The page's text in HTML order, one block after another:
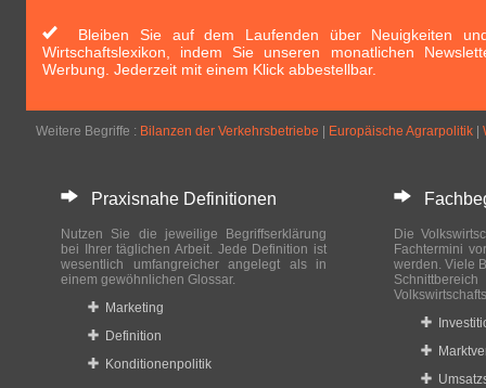
Bleiben Sie auf dem Laufenden über Neuigkeiten
Wirtschaftslexikon, indem Sie unseren monatlichen
Werbung. Jederzeit mit einem Klick abbestellbar.
Weitere Begriffe : Bilanzen der Verkehrsbetriebe Europäische Agrarpolitik
Praxisnahe Definitionen
Nutzen Sie die jeweilige Begriffserklärung
bei Ihrer täglichen Arbeit. Jede Definition ist
wesentlich umfangreicher angelegt als in
einem gewöhnlichen Glossar.
Marketing
Definition
Konditionenpolitik
Die
Fachtermini
werden. Viele